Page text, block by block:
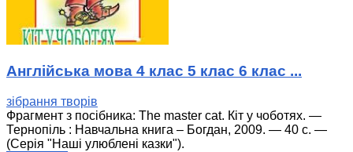
Англійська мова 4 клас 5 клас 6 клас ...
зібрання творів
Фрагмент з посібника: The master cat. Кіт у чоботях. —
Тернопіль : Навчальна книга – Богдан, 2009. — 40 с. —
(Серія "Наші улюблені казки").